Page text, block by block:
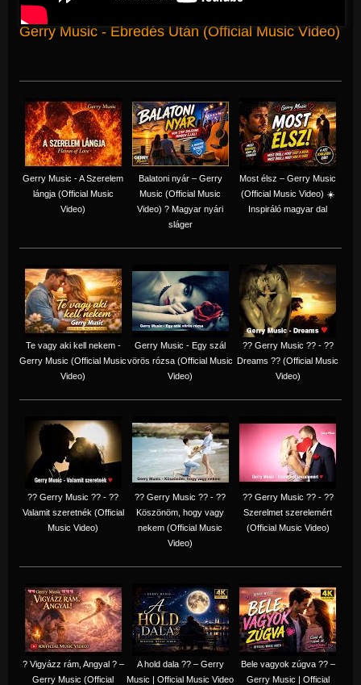
Gerry Music - Ébredés Után (Official Music Video)
Gerry Music - A Szerelem
lángja (Official Music
Video)
Balatoni nyár – Gerry
Music (Official Music
Video) ? Magyar nyári
sláger
Most élsz – Gerry Music
(Official Music Video) ☀️
Inspiráló magyar dal
Te vagy aki kell nekem -
Gerry Music (Official Music
Video)
Gerry Music - Egy szál
vörös rózsa (Official Music
Video)
?? Gerry Music ?? - ??
Dreams ?? (Official Music
Video)
?? Gerry Music ?? - ??
Valamit szeretnék (Official
Music Video)
?? Gerry Music ?? - ??
Köszönöm, hogy vagy
nekem (Official Music
Video)
?? Gerry Music ?? - ??
Szerelmet szerelemért
(Official Music Video)
? Vigyázz rám, Angyal ? –
Gerry Music (Official
A hold dala ?? – Gerry
Music | Official Music Video
Bele vagyok zúgva ?? –
Gerry Music | Official